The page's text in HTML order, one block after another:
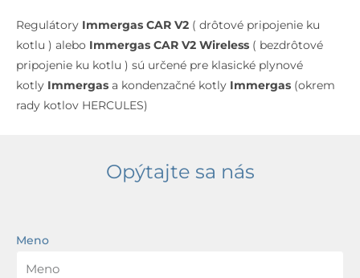
Regulátory Immergas CAR V2 ( drôtové pripojenie ku
kotlu ) alebo Immergas CAR V2 Wireless ( bezdrôtové
pripojenie ku kotlu ) sú určené pre klasické plynové
kotly Immergas a kondenzačné kotly Immergas (okrem
rady kotlov HERCULES)
Opýtajte sa nás
Meno